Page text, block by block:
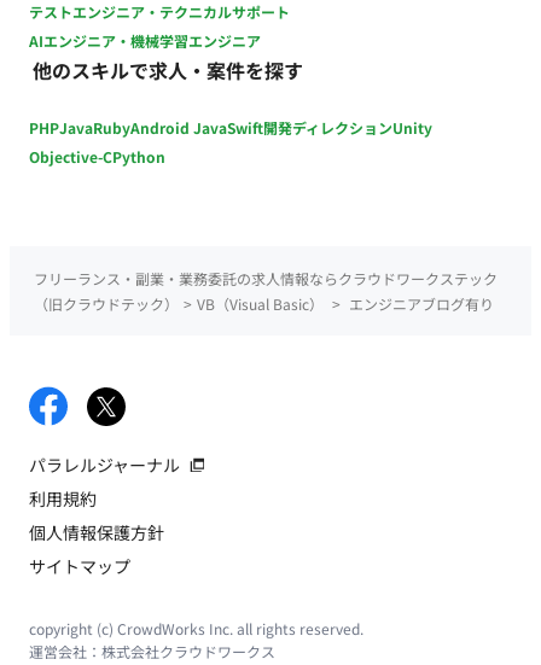
テストエンジニア・テクニカルサポート
AIエンジニア・機械学習エンジニア
他のスキルで求人・案件を探す
PHPJavaRubyAndroid JavaSwift開発ディレクションUnity
Objective-CPython
フリーランス・副業・業務委託の求人情報ならクラウドワークステック
（旧クラウドテック）
> VB（Visual Basic） > エンジニアブログ有り
パラレルジャーナル
利用規約
個人情報保護方針
サイトマップ
copyright (c) CrowdWorks Inc. all rights reserved.
運営会社： 株式会社クラウドワークス